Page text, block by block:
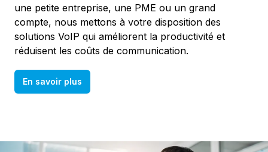
une petite entreprise, une PME ou un grand
compte, nous mettons à votre disposition des
solutions VoIP qui améliorent la productivité et
réduisent les coûts de communication.
En savoir plus